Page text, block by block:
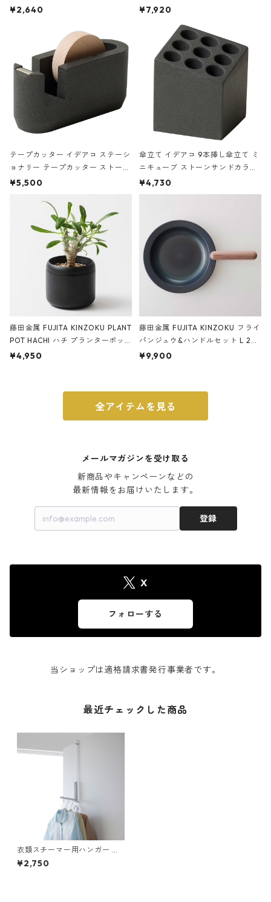
ハードカバー 罫線 ヴァン・ゴッホ
¥2,640
urniture WALL Table B5 ネイビー
¥7,920
テープカッター イデアコ ステーシ
ョナリー テープカッター ストーン
サンドカラー 石調 ideaco Station
¥5,500
傘立て イデアコ 9本挿し傘立て ミ
ニキューブ ストーンサンドカラー
石調 ideaco Umbrella Stand CUB
E ストーンサンドブラック
¥4,730
藤田金属 FUJITA KINZOKU PLANT
POT HACHI ハチ プランターポッ
ト 3号 ブラック
¥4,950
藤田金属 FUJITA KINZOKU フライ
パンジュウ&ハンドルセット L 24c
m ガス火・IH対応 鉄フライパン
¥9,900
全アイテムを見る
メールマガジンを受け取る
新商品やキャンペーンなどの
最新情報をお届けいたします。
登録
X
フォローする
当ショップは適格請求書発行事業者です。
最近チェックした商品
衣類スチーマー用ハンガー 山
崎実業 tower タワー 使わない
時は折り畳める衣類スチーマ
¥2,750